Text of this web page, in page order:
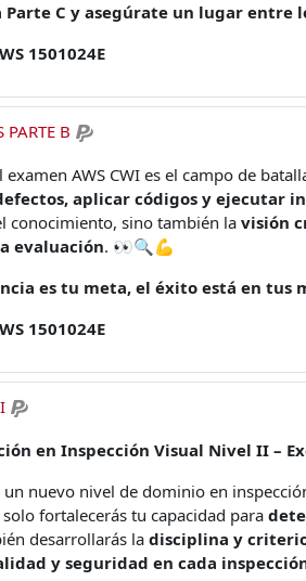
Parte C y asegúrate un lugar entre
1501024E
PARTE B
examen AWS CWI es el campo de
aplicar códigos y ejecutar
conocimiento, sino también la visión
evaluación. 👀🔍💪
es tu meta, el éxito está en tus
1501024E
en Inspección Visual Nivel II –
un nuevo nivel de dominio en
fortalecerás tu capacidad para
desarrollarás la disciplina y
y seguridad en cada